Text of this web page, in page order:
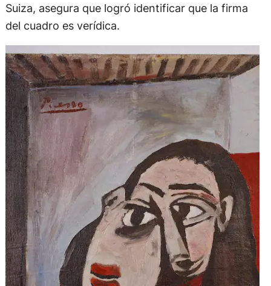
Suiza, asegura que logró identificar que la firma
del cuadro es verídica.